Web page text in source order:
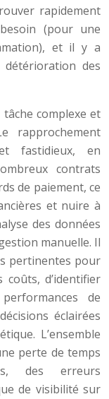
rapidement
(pour une
et il y a
des
complexe et
rapprochement
fastidieux, en
contrats
de paiement, ce
et nuire à
des données
manuelle. Il
pertinentes pour
coûts, d’identifier
de
éclairées
L’ensemble
perte de temps
des erreurs
de visibilité sur